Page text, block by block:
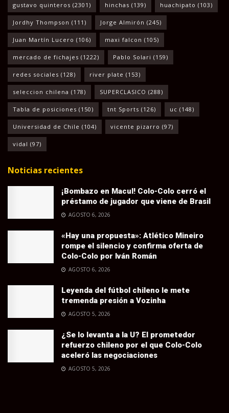
gustavo quinteros (2301) hinchas (139) huachipato (103)
Jordhy Thompson (111) Jorge Almirón (245)
Juan Martín Lucero (106) maxi falcon (105)
mercado de fichajes (1222) Pablo Solari (159)
redes sociales (128) river plate (153)
seleccion chilena (178) SUPERCLASICO (288)
Tabla de posiciones (150) tnt Sports (126) uc (148)
Universidad de Chile (104) vicente pizarro (97)
vidal (97)
Noticias recientes
¡Bombazo en Macul! Colo-Colo cerró el
préstamo de jugador que viene de Brasil
AGOSTO 6, 2026
«Hay una propuesta»: Atlético Mineiro
rompe el silencio y confirma oferta de
Colo-Colo por Iván Román
AGOSTO 6, 2026
Leyenda del fútbol chileno le mete
tremenda presión a Vozinha
AGOSTO 5, 2026
¿Se lo levanta a la U? El prometedor
refuerzo chileno por el que Colo-Colo
aceleró las negociaciones
AGOSTO 5, 2026